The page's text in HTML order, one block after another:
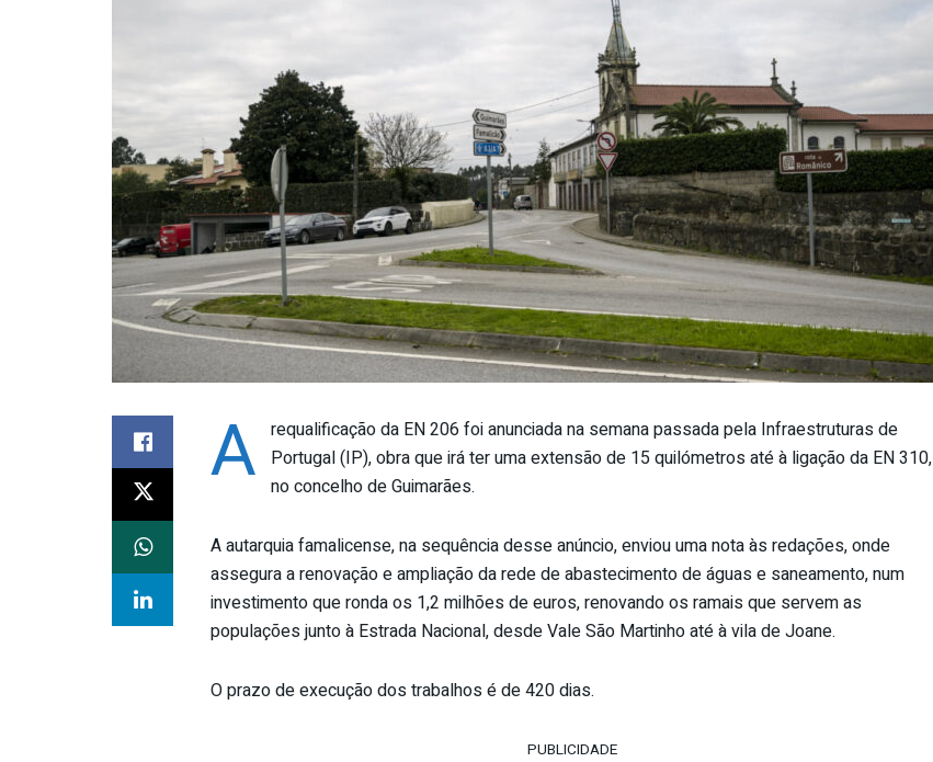
A requalificação da EN 206 foi anunciada na semana passada pela Infraestruturas de
Portugal (IP), obra que irá ter uma extensão de 15 quilómetros até à ligação da EN 310,
no concelho de Guimarães.
A autarquia famalicense, na sequência desse anúncio, enviou uma nota às redações, onde
assegura a renovação e ampliação da rede de abastecimento de águas e saneamento, num
investimento que ronda os 1,2 milhões de euros, renovando os ramais que servem as
populações junto à Estrada Nacional, desde Vale São Martinho até à vila de Joane.
O prazo de execução dos trabalhos é de 420 dias.
PUBLICIDADE